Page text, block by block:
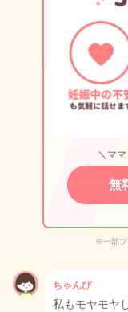
＼マ
無
※一部プ
ちゃんぴ
私もモヤモヤ